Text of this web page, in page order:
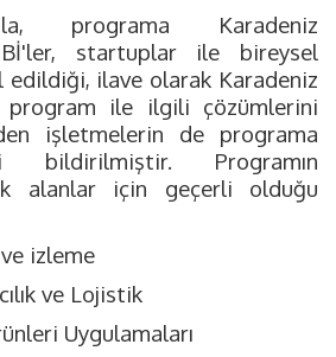
programa Karadeniz
startuplar ile bireysel
edildiği, ilave olarak Karadeniz
program ile ilgili çözümlerini
işletmelerin de programa
bildirilmiştir. Programın
alanlar için geçerli olduğu
izleme
ve Lojistik
Uygulamaları